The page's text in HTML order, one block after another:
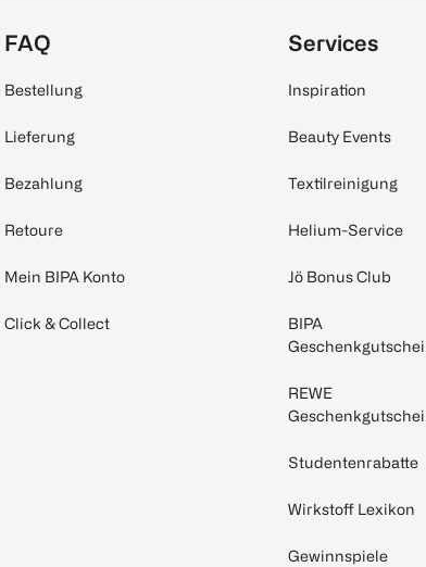
FAQ
Bestellung
Lieferung
Bezahlung
Retoure
Mein BIPA Konto
Click & Collect
Services
Inspiration
Beauty Events
Textilreinigung
Helium-Service
Jö Bonus Club
BIPA
REWE
Studentenrabatte
Wirkstoff Lexikon
Gewinnspiele